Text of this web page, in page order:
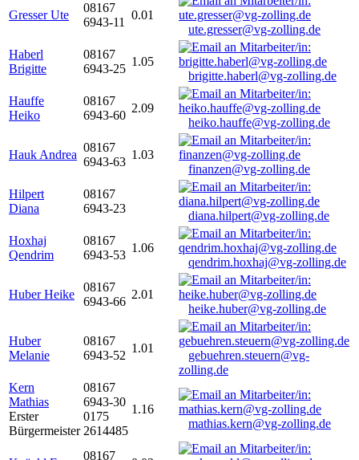
Gresser Ute
08167
6943-11
0.01
ute.gresser@vg-zolling.de
Haberl
Brigitte
08167
6943-25
1.05
brigitte.haberl@vg-zolling.de
Hauffe
Heiko
08167
6943-60
2.09
heiko.hauffe@vg-zolling.de
Hauk Andrea
08167
6943-63
1.03
finanzen@vg-zolling.de
Hilpert
Diana
08167
6943-23
diana.hilpert@vg-zolling.de
Hoxhaj
Qendrim
08167
6943-53
1.06
qendrim.hoxhaj@vg-zolling.de
Huber Heike
08167
6943-66
2.01
heike.huber@vg-zolling.de
Huber
Melanie
08167
6943-52
1.01
gebuehren.steuern@vg-
zolling.de
Kern
Mathias
Erster
Bürgermeister
08167
6943-30
0175
2614485
1.16
mathias.kern@vg-zolling.de
08167